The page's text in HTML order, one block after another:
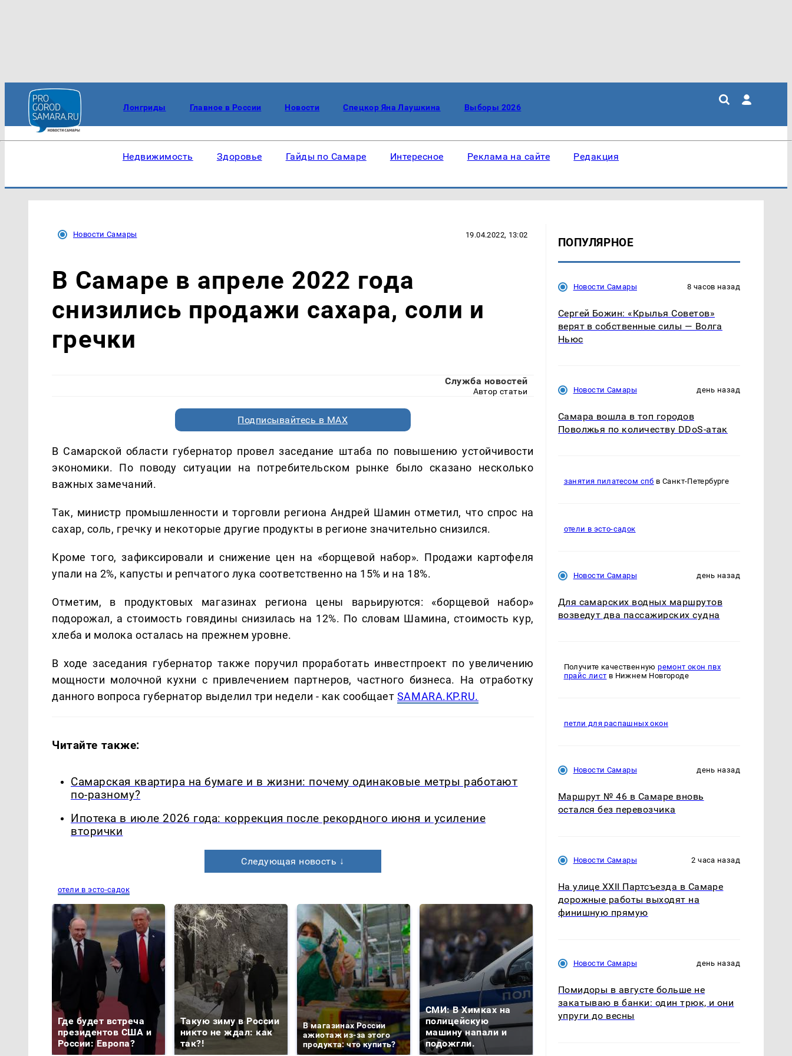
Лонгриды Главное в России Новости Спецкор Яна Лаушкина Выборы 2026
Недвижимость Здоровье Гайды по Самаре Интересное Реклама на сайте Редакция
Новости Самары 19.04.2022, 13:02
В Самаре в апреле 2022 года
снизились продажи сахара, соли и
гречки
Служба новостей
Автор статьи
Подписывайтесь в MAX
В Самарской области губернатор провел заседание штаба по повышению устойчивости
экономики. По поводу ситуации на потребительском рынке было сказано несколько
важных замечаний.
Так, министр промышленности и торговли региона Андрей Шамин отметил, что спрос на
сахар, соль, гречку и некоторые другие продукты в регионе значительно снизился.
Кроме того, зафиксировали и снижение цен на «борщевой набор». Продажи картофеля
упали на 2%, капусты и репчатого лука соответственно на 15% и на 18%.
Отметим, в продуктовых магазинах региона цены варьируются: «борщевой набор»
подорожал, а стоимость говядины снизилась на 12%. По словам Шамина, стоимость кур,
хлеба и молока осталась на прежнем уровне.
В ходе заседания губернатор также поручил проработать инвестпроект по увеличению
мощности молочной кухни с привлечением партнеров, частного бизнеса. На отработку
данного вопроса губернатор выделил три недели - как сообщает SAMARA.KP.RU.
Читайте также:
Самарская квартира на бумаге и в жизни: почему одинаковые метры работают
по-разному?
Ипотека в июле 2026 года: коррекция после рекордного июня и усиление
вторички
Следующая новость ↓
отели в эсто-садок
Где будет встреча
президентов США и
России: Европа?
Такую зиму в России
никто не ждал: как
так?!
В магазинах России
ажиотаж из-за этого
продукта: что купить?
СМИ: В Химках на
полицейскую
машину напали и
подожгли.
На Урале из казны
ПОПУЛЯРНОЕ
Новости Самары 8 часов назад
Сергей Божин: «Крылья Советов»
верят в собственные силы — Волга
Ньюс
Новости Самары день назад
Самара вошла в топ городов
Поволжья по количеству DDoS-атак
занятия пилатесом спб в Санкт-Петербурге
отели в эсто-садок
Новости Самары день назад
Для самарских водных маршрутов
возведут два пассажирских судна
Получите качественнуюремонт окон пвх
прайс лист в Нижнем Новгороде
петли для распашных окон
Новости Самары день назад
Маршрут № 46 в Самаре вновь
остался без перевозчика
Новости Самары 2 часа назад
На улице XXII Партсъезда в Самаре
дорожные работы выходят на
финишную прямую
Новости Самары день назад
Помидоры в августе больше не
закатываю в банки: один трюк, и они
упруги до весны